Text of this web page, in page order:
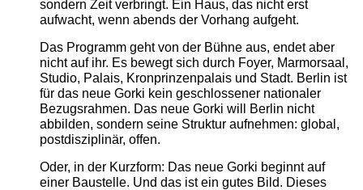
sondern Zeit verbringt. Ein Haus, das nicht erst
aufwacht, wenn abends der Vorhang aufgeht.
Das Programm geht von der Bühne aus, endet aber
nicht auf ihr. Es bewegt sich durch Foyer, Marmorsaal,
Studio, Palais, Kronprinzenpalais und Stadt. Berlin ist
für das neue Gorki kein geschlossener nationaler
Bezugsrahmen. Das neue Gorki will Berlin nicht
abbilden, sondern seine Struktur aufnehmen: global,
postdisziplinär, offen.
Oder, in der Kurzform: Das neue Gorki beginnt auf
einer Baustelle. Und das ist ein gutes Bild. Dieses